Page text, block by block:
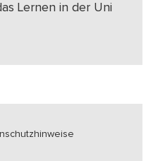
Lernen in der Uni